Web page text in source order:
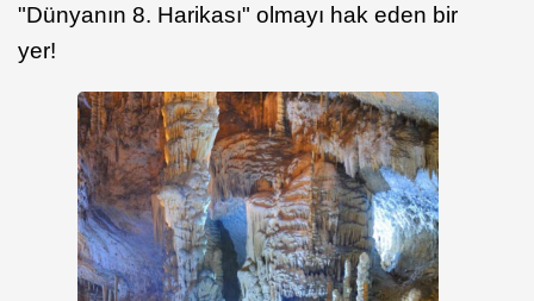
"Dünyanın 8. Harikası" olmayı hak eden bir
yer!